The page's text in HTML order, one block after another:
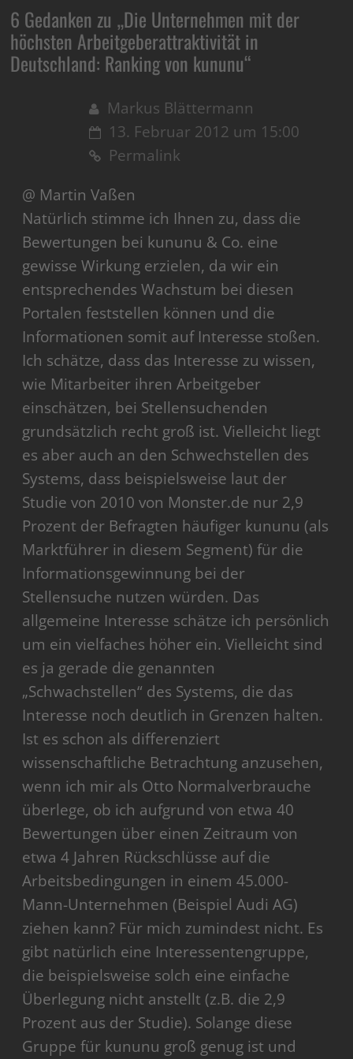
6 Gedanken zu „Die Unternehmen mit der
höchsten Arbeitgeberattraktivität in
Deutschland: Ranking von kununu“
Markus Blättermann
13. Februar 2012 um 15:00
Permalink
@ Martin Vaßen
Natürlich stimme ich Ihnen zu, dass die
Bewertungen bei kununu & Co. eine
gewisse Wirkung erzielen, da wir ein
entsprechendes Wachstum bei diesen
Portalen feststellen können und die
Informationen somit auf Interesse stoßen.
Ich schätze, dass das Interesse zu wissen,
wie Mitarbeiter ihren Arbeitgeber
einschätzen, bei Stellensuchenden
grundsätzlich recht groß ist. Vielleicht liegt
es aber auch an den Schwechstellen des
Systems, dass beispielsweise laut der
Studie von 2010 von Monster.de nur 2,9
Prozent der Befragten häufiger kununu (als
Marktführer in diesem Segment) für die
Informationsgewinnung bei der
Stellensuche nutzen würden. Das
allgemeine Interesse schätze ich persönlich
um ein vielfaches höher ein. Vielleicht sind
es ja gerade die genannten
„Schwachstellen“ des Systems, die das
Interesse noch deutlich in Grenzen halten.
Ist es schon als differenziert
wissenschaftliche Betrachtung anzusehen,
wenn ich mir als Otto Normalverbrauche
überlege, ob ich aufgrund von etwa 40
Bewertungen über einen Zeitraum von
etwa 4 Jahren Rückschlüsse auf die
Arbeitsbedingungen in einem 45.000-
Mann-Unternehmen (Beispiel Audi AG)
ziehen kann? Für mich zumindest nicht. Es
gibt natürlich eine Interessentengruppe,
die beispielsweise solch eine einfache
Überlegung nicht anstellt (z.B. die 2,9
Prozent aus der Studie). Solange diese
Gruppe für kununu groß genug ist und